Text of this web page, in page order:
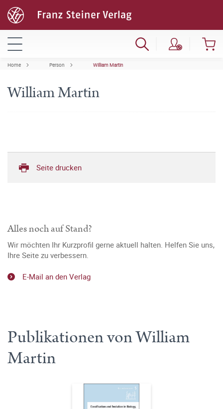
Home Person William Martin
William Martin
Seite drucken
Alles noch auf Stand?
Wir möchten Ihr Kurzprofil gerne aktuell halten. Helfen Sie uns,
Ihre Seite zu verbessern.
E-Mail an den Verlag
Publikationen von William
Martin